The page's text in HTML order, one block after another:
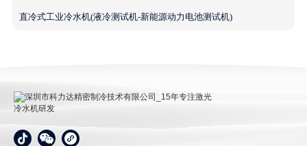
直冷式工业冷水机(液冷测试机-新能源动力电池测试机)
深圳市科力达精密制冷技术有限公司_15年专注激光冷